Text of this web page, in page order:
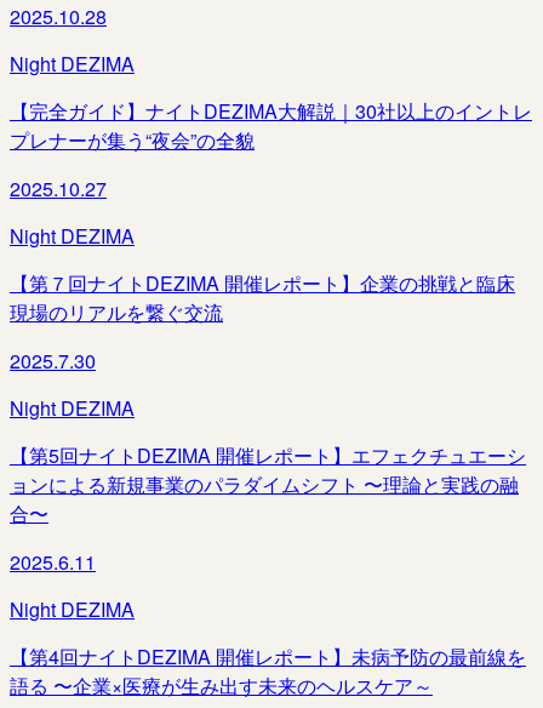
2025.10.28
Night DEZIMA
【完全ガイド】ナイトDEZIMA大解説｜30社以上のイントレ
プレナーが集う“夜会”の全貌
2025.10.27
Night DEZIMA
【第７回ナイトDEZIMA 開催レポート】企業の挑戦と臨床
現場のリアルを繋ぐ交流
2025.7.30
Night DEZIMA
【第5回ナイトDEZIMA 開催レポート】エフェクチュエーシ
ョンによる新規事業のパラダイムシフト 〜理論と実践の融
合〜
2025.6.11
Night DEZIMA
【第4回ナイトDEZIMA 開催レポート】未病予防の最前線を
語る 〜企業×医療が生み出す未来のヘルスケア～